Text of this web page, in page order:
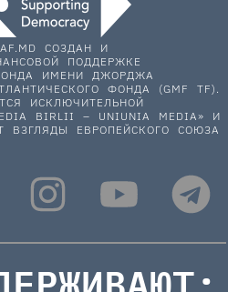
СОЗДАН И
ПОДДЕРЖКЕ
ИМЕНИ ДЖОРДЖА
ФОНДА (GMF TF).
ИСКЛЮЧИТЕЛЬНОЙ
BIRLII – UNIUNIA MEDIA» И
ВЗГЛЯДЫ ЕВРОПЕЙСКОГО СОЮЗА